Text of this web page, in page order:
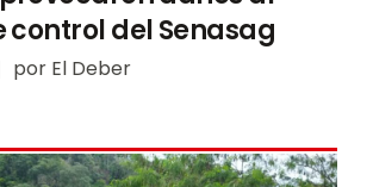
control del Senasag
por El Deber